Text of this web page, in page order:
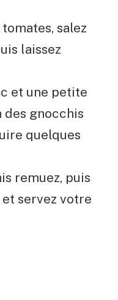
salez
laissez
et une petite
des gnocchis
quelques
remuez, puis
servez votre